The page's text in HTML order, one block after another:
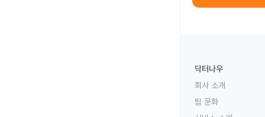
닥터나우
회사 소개
팀 문화